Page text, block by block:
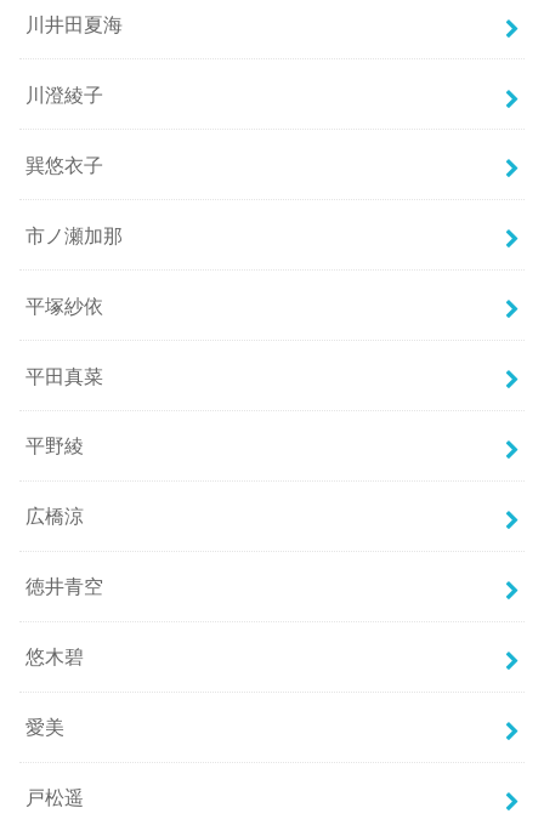
川井田夏海
川澄綾子
巽悠衣子
市ノ瀬加那
平塚紗依
平田真菜
平野綾
広橋涼
徳井青空
悠木碧
愛美
戸松遥